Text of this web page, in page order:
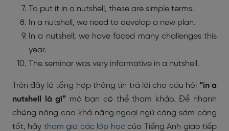
To put it in a nutshell, these are simple terms.
In a nutshell, we need to develop a new plan.
In a nutshell, we have faced many challenges this
year.
The seminar was very informative in a nutshell.
Trên đây là tổng hợp thông tin trả lời cho câu hỏi “in a
nutshell là gì” mà bạn có thể tham khảo. Để nhanh
chóng nâng cao khả năng ngoại ngữ càng sớm càng
tốt, hãy tham gia các lớp học của Tiếng Anh giao tiếp